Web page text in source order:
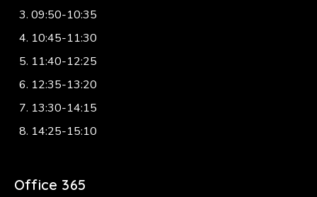
09:50-10:35
10:45-11:30
11:40-12:25
12:35-13:20
13:30-14:15
14:25-15:10
Office 365